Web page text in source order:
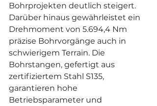
Bohrprojekten deutlich steigert.
Darüber hinaus gewährleistet ein
Drehmoment von 5.694,4 Nm
präzise Bohrvorgänge auch in
schwierigem Terrain. Die
Bohrstangen, gefertigt aus
zertifiziertem Stahl S135,
garantieren hohe
Betriebsparameter und